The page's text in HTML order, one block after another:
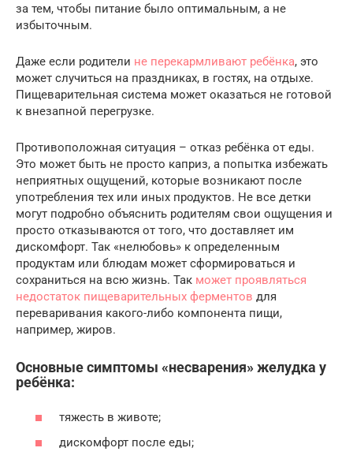
за тем, чтобы питание было оптимальным, а не
избыточным.
Даже если родители не перекармливают ребёнка, это
может случиться на праздниках, в гостях, на отдыхе.
Пищеварительная система может оказаться не готовой
к внезапной перегрузке.
Противоположная ситуация – отказ ребёнка от еды.
Это может быть не просто каприз, а попытка избежать
неприятных ощущений, которые возникают после
употребления тех или иных продуктов. Не все детки
могут подробно объяснить родителям свои ощущения и
просто отказываются от того, что доставляет им
дискомфорт. Так «нелюбовь» к определенным
продуктам или блюдам может сформироваться и
сохраниться на всю жизнь. Так может проявляться
недостаток пищеварительных ферментов для
переваривания какого-либо компонента пищи,
например, жиров.
Основные симптомы «несварения» желудка у
ребёнка:
тяжесть в животе;
дискомфорт после еды;